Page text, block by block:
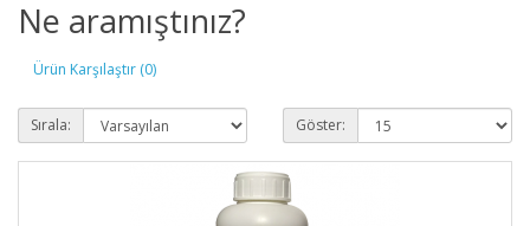
Ne aramıştınız?
Ürün Karşılaştır (0)
Sırala: Göster: